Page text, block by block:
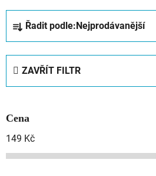
r
o
d
Řadit podle: Nejprodávanější
ZAVŘÍT FILTR
Cena
149 Kč